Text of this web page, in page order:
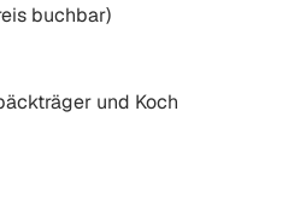
buchbar)
und Koch